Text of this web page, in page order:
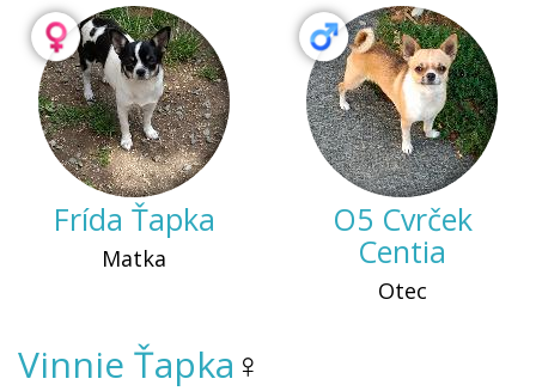
Frída Ťapka
Matka
O5 Cvrček
Centia
Otec
Vinnie Ťapka ♀